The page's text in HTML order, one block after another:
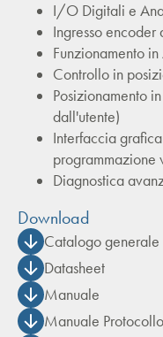
I/O Digitali e
Ingresso encoder
Funzionamento
Controllo in
Posizionamento
dall'utente)
Interfaccia
programmazione
Diagnostica
Download
Catalogo generale
Datasheet
Manuale
Manuale Protocollo